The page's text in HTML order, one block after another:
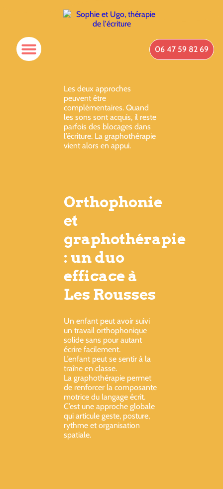
06 47 59 82 69
Les deux approches
peuvent être
complémentaires. Quand
les sons sont acquis, il reste
parfois des blocages dans
l’écriture. La graphothérapie
vient alors en appui.
Orthophonie
et
graphothérapie
: un duo
efficace à
Les Rousses
Un enfant peut avoir suivi
un travail orthophonique
solide sans pour autant
écrire facilement.
L’enfant peut se sentir à la
traîne en classe.
La graphothérapie permet
de renforcer la composante
motrice du langage écrit.
C’est une approche globale
qui articule geste, posture,
rythme et organisation
spatiale.